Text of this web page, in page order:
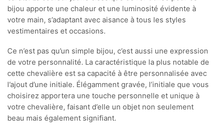
bijou apporte une chaleur et une luminosité évidente à
votre main, s’adaptant avec aisance à tous les styles
vestimentaires et occasions.
Ce n’est pas qu’un simple bijou, c’est aussi une expression
de votre personnalité. La caractéristique la plus notable de
cette chevalière est sa capacité à être personnalisée avec
l’ajout d’une initiale. Élégamment gravée, l’initiale que vous
choisirez apportera une touche personnelle et unique à
votre chevalière, faisant d’elle un objet non seulement
beau mais également signifiant.